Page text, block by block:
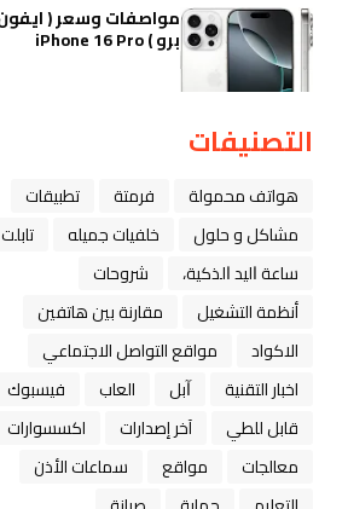
برو ) iPhone 16 Pro
التصنيفات
هواتف محمولة فرمتة
تطبيقات
مشاكل و حلول
خلفيات جميله
تابلت
ﺳﺎﻋﺔ ﺍﻟﻴﺪ ﺍﻟﺬﻛﻴﺔ،
شروحات
أنظمة التشغيل
مقارنة بين هاتفين
الاكواد
مواقع التواصل الاجتماعي
اخبار التقنية
ﺁﺑﻞ العاب
فيسبوك
قابل للطي
آخر إصدارات
اكسسوارات
معالجات
مواقع
سماعات الأذن